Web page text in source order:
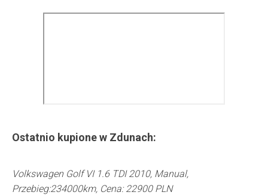
Ostatnio kupione w Zdunach:
Volkswagen Golf VI 1.6 TDI 2010, Manual,
Przebieg:234000km, Cena: 22900 PLN